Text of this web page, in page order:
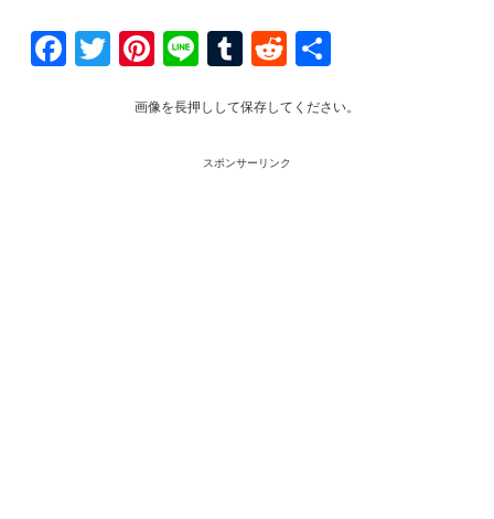
Facebook
Twitter
Pinterest
LineTumblr
Reddit
画像を長押しして保存してください。
スポンサーリンク